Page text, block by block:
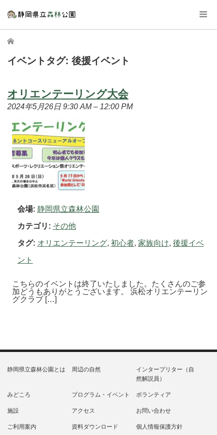
ホーム
イベントタグ: 後援イベント
オリエンテーリング大会
2024年5月26日 9:30 AM– 12:00 PM
会場: 静岡県立森林公園
カテゴリ: その他
タグ: オリエンテーリング, 初心者, 家族向け, 後援イベ
ント
こちらのイベントは終了いたしました。たくさんのご参
加どうもありがとうございます。 浜松オリエンテーリン
グクラブ […]
静岡県立森林公園とは 周辺の自然
インタープリター（自
然解説員）
みどころ プログラム・イベント ボランティア
施設 アクセス お問い合わせ
ご利用案内 資料ダウンロード 個人情報保護方針